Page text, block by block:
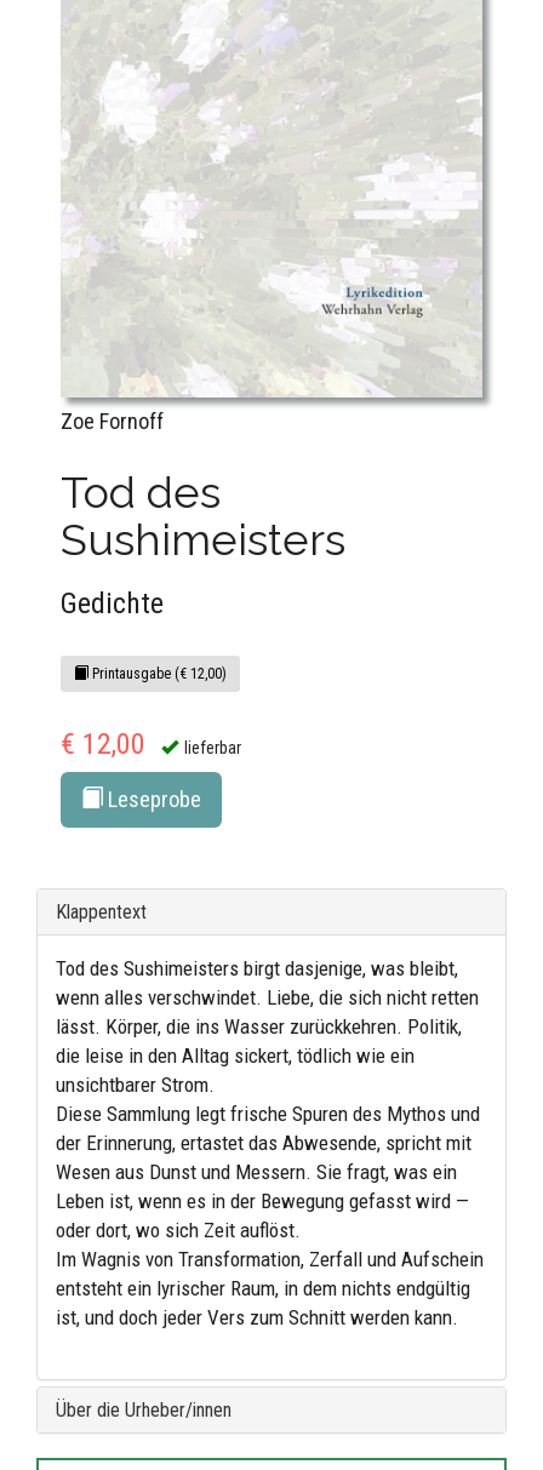
Zoe Fornoff
Tod des
Sushimeisters
Gedichte
Printausgabe (€ 12,00)
€ 12,00 lieferbar
Leseprobe
Klappentext
Tod des Sushimeisters birgt dasjenige, was bleibt,
wenn alles verschwindet. Liebe, die sich nicht retten
lässt. Körper, die ins Wasser zurückkehren. Politik,
die leise in den Alltag sickert, tödlich wie ein
unsichtbarer Strom.
Diese Sammlung legt frische Spuren des Mythos und
der Erinnerung, ertastet das Abwesende, spricht mit
Wesen aus Dunst und Messern. Sie fragt, was ein
Leben ist, wenn es in der Bewegung gefasst wird —
oder dort, wo sich Zeit auflöst.
Im Wagnis von Transformation, Zerfall und Aufschein
entsteht ein lyrischer Raum, in dem nichts endgültig
ist, und doch jeder Vers zum Schnitt werden kann.
Über die Urheber/innen